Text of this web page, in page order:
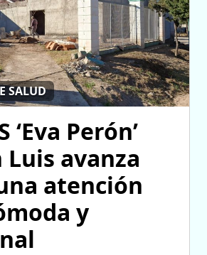
SALUD
‘Eva Perón’
Luis avanza
atención
y